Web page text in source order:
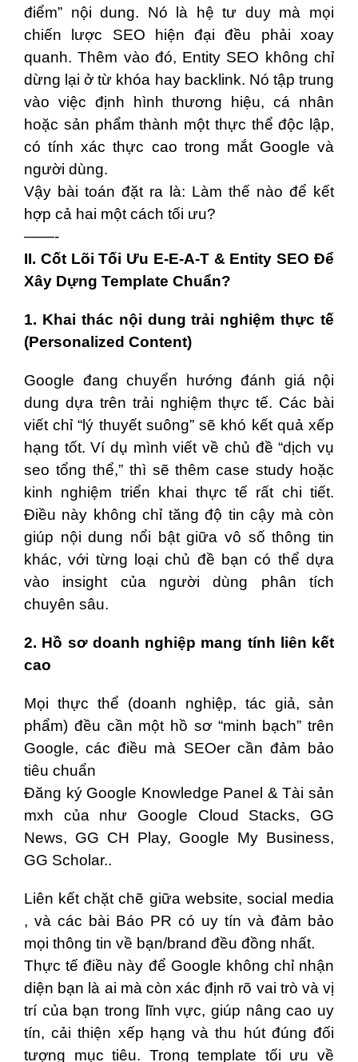
điểm” nội dung. Nó là hệ tư duy mà mọi
chiến lược SEO hiện đại đều phải xoay
quanh. Thêm vào đó, Entity SEO không chỉ
dừng lại ở từ khóa hay backlink. Nó tập trung
vào việc định hình thương hiệu, cá nhân
hoặc sản phẩm thành một thực thể độc lập,
có tính xác thực cao trong mắt Google và
người dùng.
Vậy bài toán đặt ra là: Làm thế nào để kết
hợp cả hai một cách tối ưu?
——-
II. Cốt Lõi Tối Ưu E-E-A-T & Entity SEO Để
Xây Dựng Template Chuẩn?
1. Khai thác nội dung trải nghiệm thực tế
(Personalized Content)
Google đang chuyển hướng đánh giá nội
dung dựa trên trải nghiệm thực tế. Các bài
viết chỉ “lý thuyết suông” sẽ khó kết quả xếp
hạng tốt. Ví dụ mình viết về chủ đề “dịch vụ
seo tổng thể,” thì sẽ thêm case study hoặc
kinh nghiệm triển khai thực tế rất chi tiết.
Điều này không chỉ tăng độ tin cậy mà còn
giúp nội dung nổi bật giữa vô số thông tin
khác, với từng loại chủ đề bạn có thể dựa
vào insight của người dùng phân tích
chuyên sâu.
2. Hồ sơ doanh nghiệp mang tính liên kết
cao
Mọi thực thể (doanh nghiệp, tác giả, sản
phẩm) đều cần một hồ sơ “minh bạch” trên
Google, các điều mà SEOer cần đảm bảo
tiêu chuẩn
Đăng ký Google Knowledge Panel & Tài sản
mxh của như Google Cloud Stacks, GG
News, GG CH Play, Google My Business,
GG Scholar..
Liên kết chặt chẽ giữa website, social media
, và các bài Báo PR có uy tín và đảm bảo
mọi thông tin về bạn/brand đều đồng nhất.
Thực tế điều này để Google không chỉ nhận
diện bạn là ai mà còn xác định rõ vai trò và vị
trí của bạn trong lĩnh vực, giúp nâng cao uy
tín, cải thiện xếp hạng và thu hút đúng đối
tượng mục tiêu. Trong template tối ưu về